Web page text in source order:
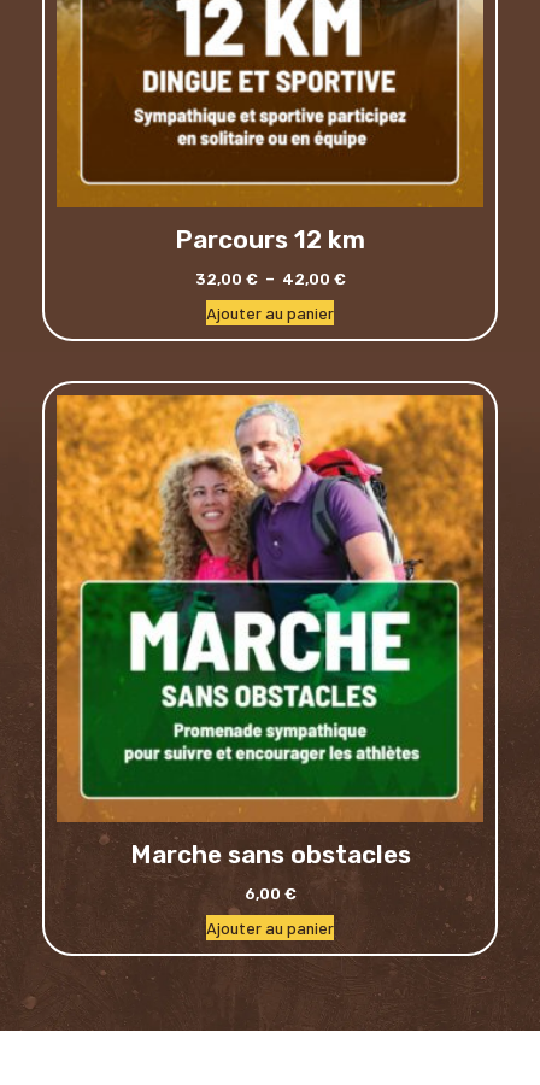
Parcours 12 km
32,00 € – 42,00 €
Ajouter au panier
Marche sans obstacles
6,00 €
Ajouter au panier